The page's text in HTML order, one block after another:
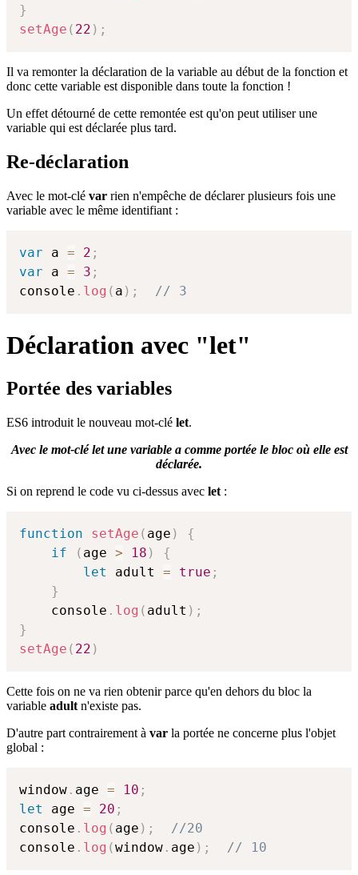
}
setAge ( 22 ) ;
Il va remonter la déclaration de la variable au début de la fonction et
donc cette variable est disponible dans toute la fonction !
Un effet détourné de cette remontée est qu'on peut utiliser une
variable qui est déclarée plus tard.
Re-déclaration
Avec le mot-clé var rien n'empêche de déclarer plusieurs fois une
variable avec le même identifiant :
var a = 2 ;
var a = 3 ;
console . log ( a ) ; // 3
Déclaration avec "let"
Portée des variables
ES6 introduit le nouveau mot-clé let.
Avec le mot-clé let une variable a comme portée le bloc où elle est
déclarée.
Si on reprend le code vu ci-dessus avec let :
function setAge ( age )
{
if
( age > 18 )
{
let
adult = true ;
}
    console
. log ( adult ) ;
}
setAge ( 22 )
Cette fois on ne va rien obtenir parce qu'en dehors du bloc la
variable adult n'existe pas.
D'autre part contrairement à var la portée ne concerne plus l'objet
global :
window . age = 10 ;
let
age = 20 ;
console . log ( age ) ;
//20
console . log (window . age ) ; // 10